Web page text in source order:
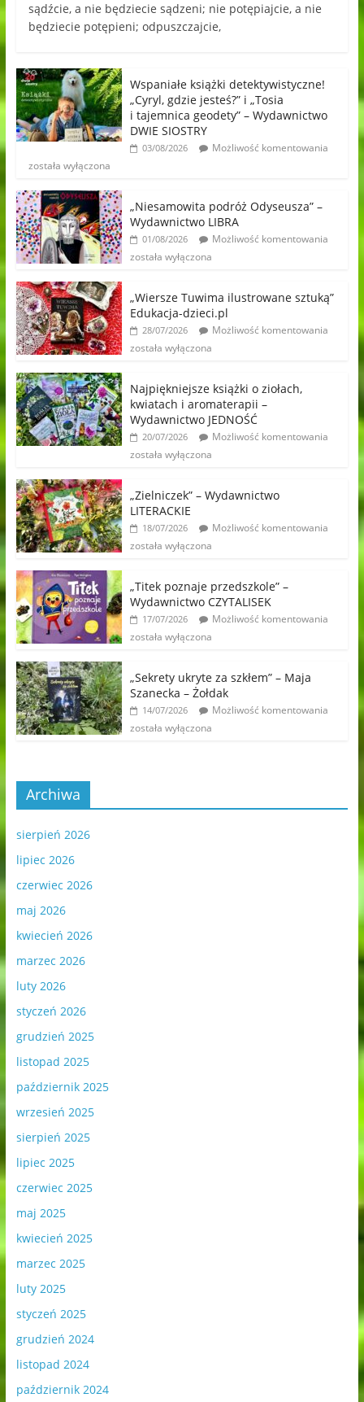
sądźcie, a nie będziecie sądzeni; nie potępiajcie, a nie
będziecie potępieni; odpuszczajcie,
Wspaniałe książki detektywistyczne!
„Cyryl, gdzie jesteś?” i „Tosia
i tajemnica geodety” – Wydawnictwo
DWIE SIOSTRY
03/08/2026
Możliwość komentowania
została wyłączona
„Niesamowita podróż Odyseusza” –
Wydawnictwo LIBRA
01/08/2026
Możliwość komentowania
została wyłączona
„Wiersze Tuwima ilustrowane sztuką”
Edukacja-dzieci.pl
28/07/2026
Możliwość komentowania
została wyłączona
Najpiękniejsze książki o ziołach,
kwiatach i aromaterapii –
Wydawnictwo JEDNOŚĆ
20/07/2026
Możliwość komentowania
została wyłączona
„Zielniczek” – Wydawnictwo
LITERACKIE
18/07/2026
Możliwość komentowania
została wyłączona
„Titek poznaje przedszkole” –
Wydawnictwo CZYTALISEK
17/07/2026
Możliwość komentowania
została wyłączona
„Sekrety ukryte za szkłem” – Maja
Szanecka – Żołdak
14/07/2026
Możliwość komentowania
została wyłączona
Archiwa
sierpień 2026
lipiec 2026
czerwiec 2026
maj 2026
kwiecień 2026
marzec 2026
luty 2026
styczeń 2026
grudzień 2025
listopad 2025
październik 2025
wrzesień 2025
sierpień 2025
lipiec 2025
czerwiec 2025
maj 2025
kwiecień 2025
marzec 2025
luty 2025
styczeń 2025
grudzień 2024
listopad 2024
październik 2024